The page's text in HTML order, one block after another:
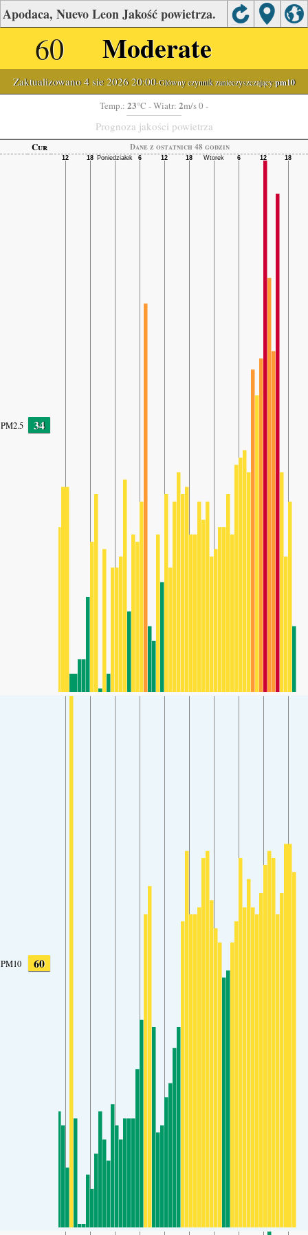
Apodaca, Nuevo Leon Jakość powietrza.
60 Moderate
Zaktualizowano 4 sie 2026 20:00-Główny czynnik zanieczyszczający:pm10
Temp.: 23°C - Wiatr: 2m/s 0 -
Prognoza jakości powietrza
Cur Dane z ostatnich 48 godzin
PM2.5 34
PM10 60